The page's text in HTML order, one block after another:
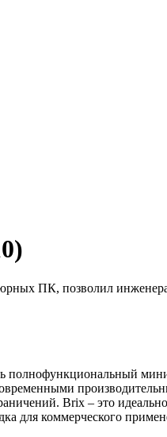
ПК, позволил
Brix – это
для коммерческого